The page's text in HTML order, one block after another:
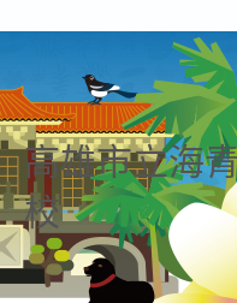
高雄市立海
校